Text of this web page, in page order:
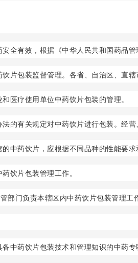
全有效，根据《中华人民共和国药品
片包装监督管理。各省、自治区、直
医疗使用单位中药饮片包装的管理。
的有关规定对中药饮片进行包装。经
中药饮片，应根据不同品种的性能要
饮片包装管理工作。
部门负责本辖区内中药饮片包装管理工
中药饮片包装技术和管理知识的中药专